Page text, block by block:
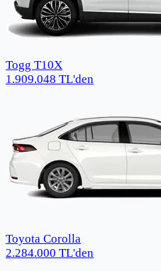
Togg T10X
1.909.048 TL'den
Toyota Corolla
2.284.000 TL'den